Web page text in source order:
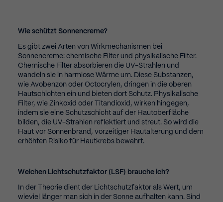
Wie schützt Sonnencreme?
Es gibt zwei Arten von Wirkmechanismen bei
Sonnencreme: chemische Filter und physikalische Filter.
Chemische Filter absorbieren die UV-Strahlen und
wandeln sie in harmlose Wärme um. Diese Substanzen,
wie Avobenzon oder Octocrylen, dringen in die oberen
Hautschichten ein und bieten dort Schutz. Physikalische
Filter, wie Zinkoxid oder Titandioxid, wirken hingegen,
indem sie eine Schutzschicht auf der Hautoberfläche
bilden, die UV-Strahlen reflektiert und streut. So wird die
Haut vor Sonnenbrand, vorzeitiger Hautalterung und dem
erhöhten Risiko für Hautkrebs bewahrt.
Welchen Lichtschutzfaktor (LSF) brauche ich?
In der Theorie dient der Lichtschutzfaktor als Wert, um
wieviel länger man sich in der Sonne aufhalten kann. Sind